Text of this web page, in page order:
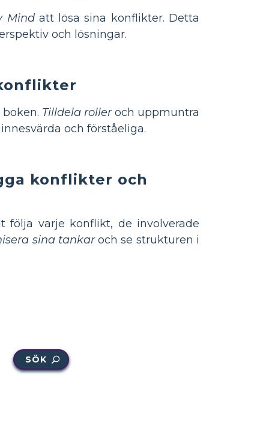
Mindatt lösa sina konflikter. Detta
och lösningar.
Tilldela rolleroch uppmuntra
och förståeliga.
konflikter och
följa varje konflikt, de involverade
sina tankaroch se strukturen i
SÖK